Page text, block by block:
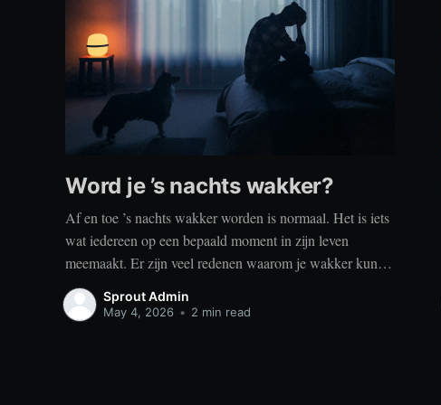
Word je ’s nachts wakker?
Af en toe ’s nachts wakker worden is normaal. Het is iets
wat iedereen op een bepaald moment in zijn leven
meemaakt. Er zijn veel redenen waarom je wakker kunt
worden, zoals stress, naar het toilet moeten, je omgeving
of medische aandoeningen die je slaap beïnvloeden. Dit
Sprout Admin
May 4, 2026 • 2 min read